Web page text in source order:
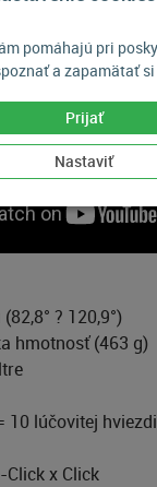
pomáhajú pri
a zapamätať si
Prijať
Nastaviť
? 120,9°)
hmotnosť (463 g)
10 lúčovitej
Click x Click